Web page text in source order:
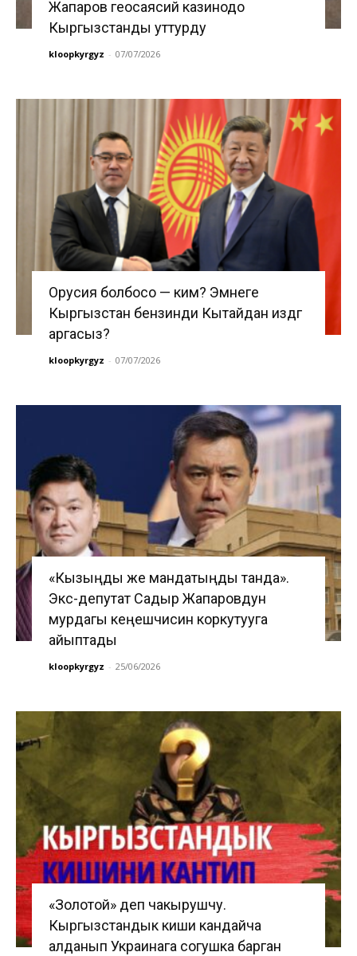
Жапаров геосаясий казинодо
Кыргызстанды уттурду
kloopkyrgyz - 07/07/2026
Орусия болбосо — ким? Эмнеге
Кыргызстан бензинди Кытайдан издөөгө
аргасыз?
kloopkyrgyz - 07/07/2026
«Кызыңды же мандатыңды танда».
Экс-депутат Садыр Жапаровдун
мурдагы кеңешчисин коркутууга
айыптады
kloopkyrgyz - 25/06/2026
«Золотой» деп чакырушчу.
Кыргызстандык киши кандайча
алданып Украинага согушка барган